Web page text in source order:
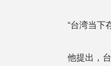
“台湾当下存
他提出，台